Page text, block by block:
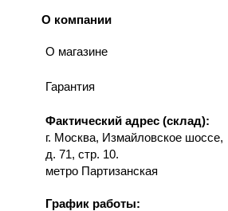
О компании
О магазине
Гарантия
Фактический адрес (склад):
г. Москва, Измайловское шоссе,
д. 71, стр. 10.
метро Партизанская
График работы: